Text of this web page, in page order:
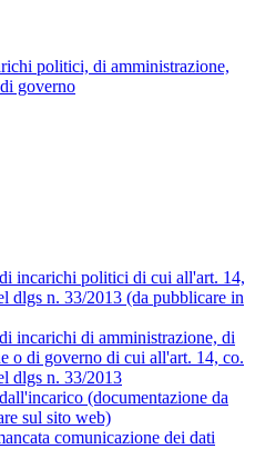
politici, di amministrazione,
governo
incarichi politici di cui all'art. 14,
dlgs n. 33/2013 (da pubblicare in
incarichi di amministrazione, di
o di governo di cui all'art. 14, co.
dlgs n. 33/2013
(documentazione da
sul sito web)
comunicazione dei dati